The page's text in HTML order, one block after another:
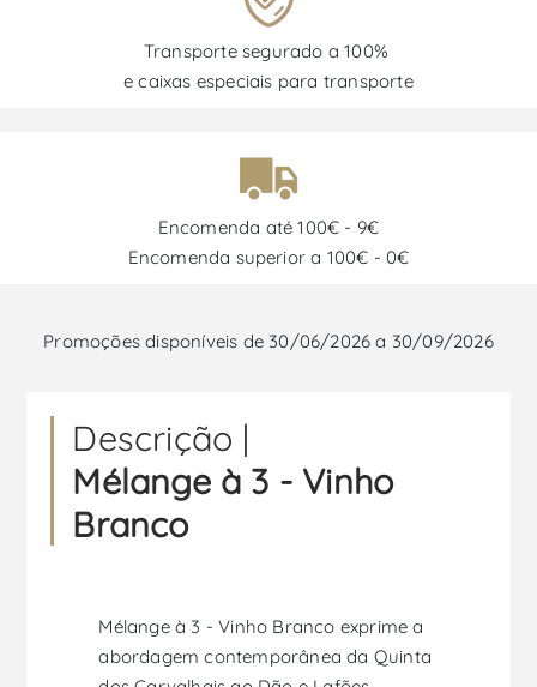
Transporte segurado a 100%
e caixas especiais para transporte
Encomenda até 100€ - 9€
Encomenda superior a 100€ - 0€
Promoções disponíveis de 30/06/2026 a 30/09/2026
Descrição |
Mélange à 3 - Vinho
Branco
Mélange à 3 - Vinho Branco exprime a
abordagem contemporânea da Quinta